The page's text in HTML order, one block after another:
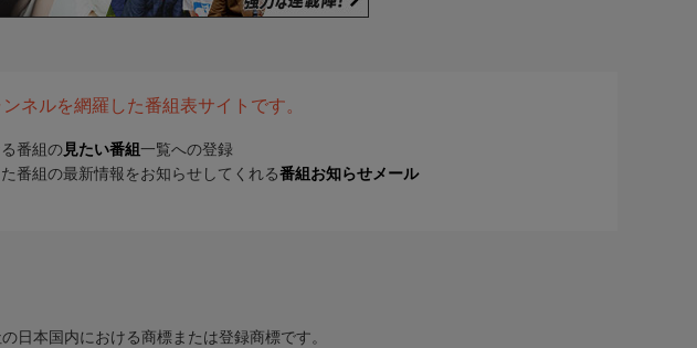
ネルを網羅した番組表サイトです。
番組の 見たい番組 一覧への登録
番組の最新情報をお知らせしてくれる番組お知らせメール
日本国内における商標または登録商標です。